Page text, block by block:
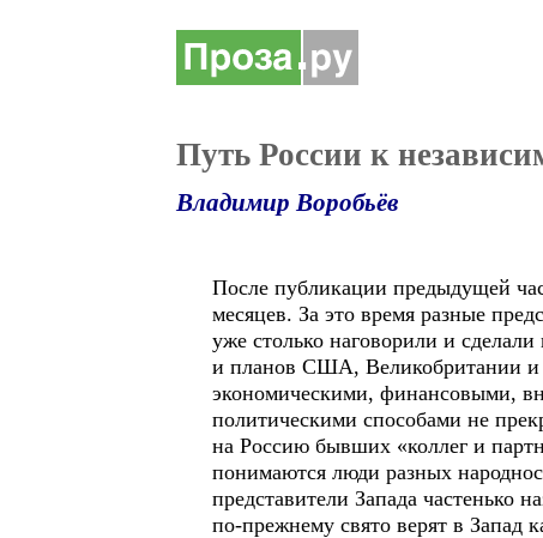
Путь России к
Владимир Воробьёв
После публикации предыдущей
месяцев. За это время разные
уже столько наговорили и
и планов США, Великобритании и
экономическими, финансовыми,
политическими способами не
на Россию бывших «коллег и
понимаются люди разных
представители Запада частенько
по-прежнему свято верят в Запад